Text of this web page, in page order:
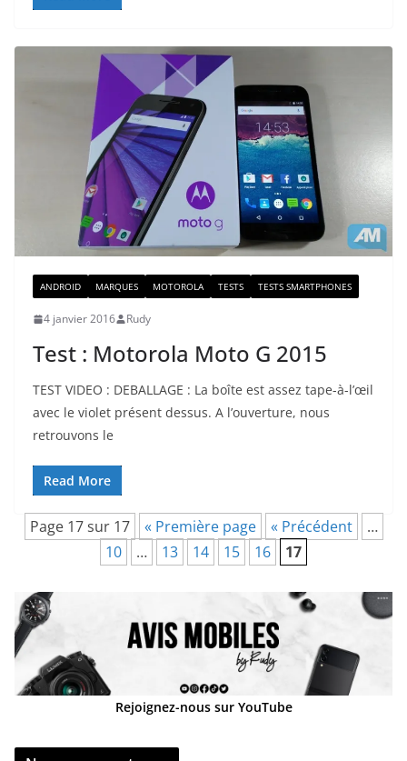
ANDROID MARQUES MOTOROLA TESTS TESTS SMARTPHONES
4 janvier 2016 Rudy
Test : Motorola Moto G 2015
TEST VIDEO : DEBALLAGE : La boîte est assez tape-à-l’œil
avec le violet présent dessus. A l’ouverture, nous
retrouvons le
Read More
Page 17 sur 17 « Première page « Précédent
…
10
… 13 14 15 16 17
Rejoignez-nous sur YouTube